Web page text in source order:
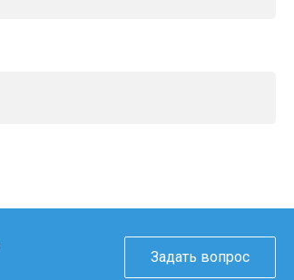
Задать вопрос